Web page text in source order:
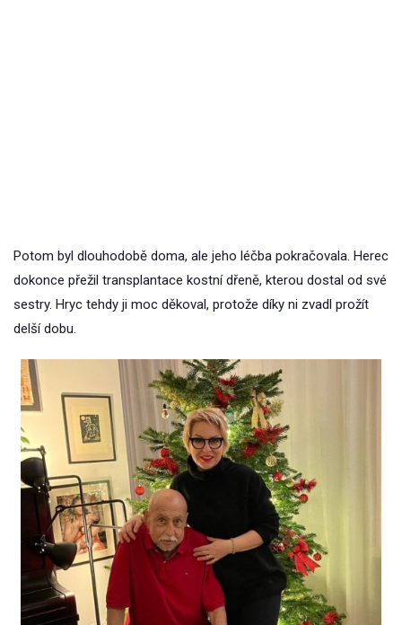
Potom byl dlouhodobě doma, ale jeho léčba pokračovala. Herec
dokonce přežil transplantace kostní dřeně, kterou dostal od své
sestry. Hryc tehdy ji moc děkoval, protože díky ni zvadl prožít
delší dobu.